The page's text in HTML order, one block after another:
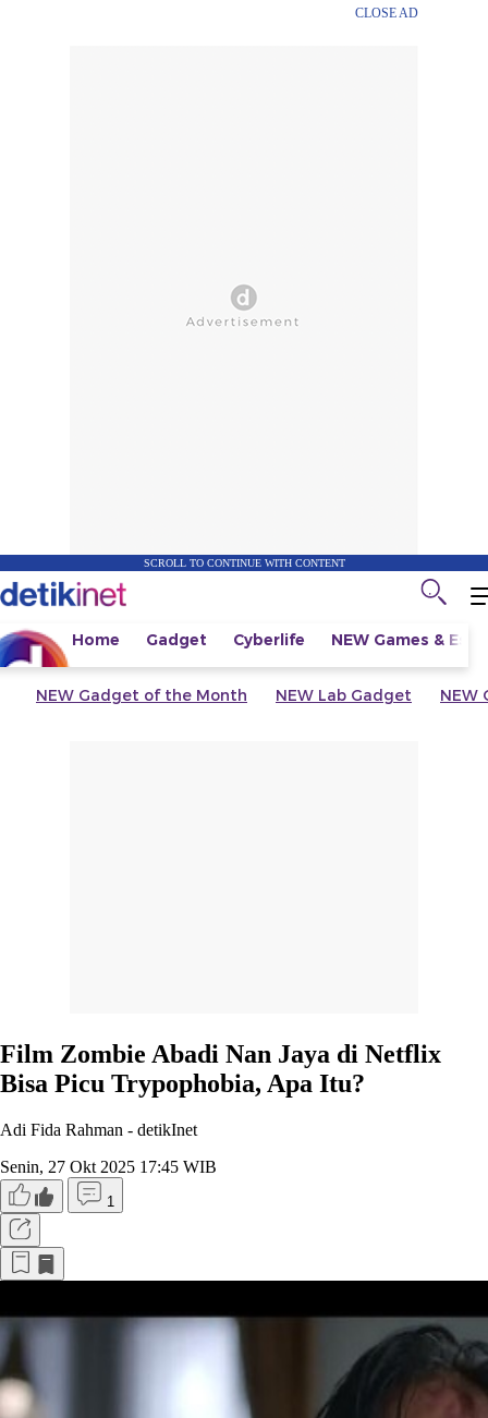
CLOSE AD
SCROLL TO CONTINUE WITH CONTENT
Home Gadget Cyberlife NEW Games &
NEW Gadget of the Month NEW Lab Gadget NEW
Film Zombie Abadi Nan Jaya di Netflix
Bisa Picu Trypophobia, Apa Itu?
Adi Fida Rahman - detikInet
Senin, 27 Okt 2025 17:45 WIB
1